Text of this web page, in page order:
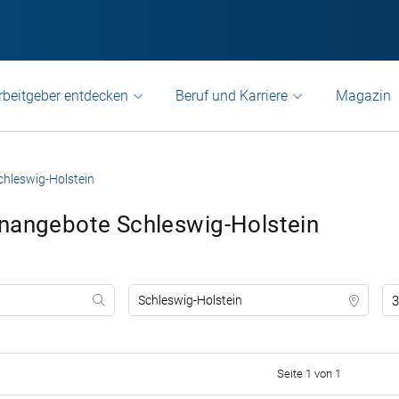
entdecken Beruf und Karriere Magazin
Holstein
Schleswig-Holstein
Seite 1 von 1